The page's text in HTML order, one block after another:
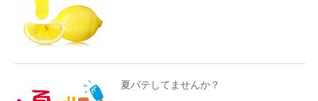
夏バテしてませんか？